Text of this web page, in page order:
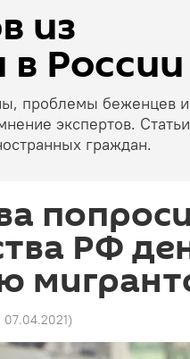
из
России
проблемы беженцев
экспертов.
граждан.
РФ
07.04.2021)